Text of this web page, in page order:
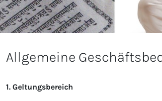
Allgemeine
1. Geltungsbereich